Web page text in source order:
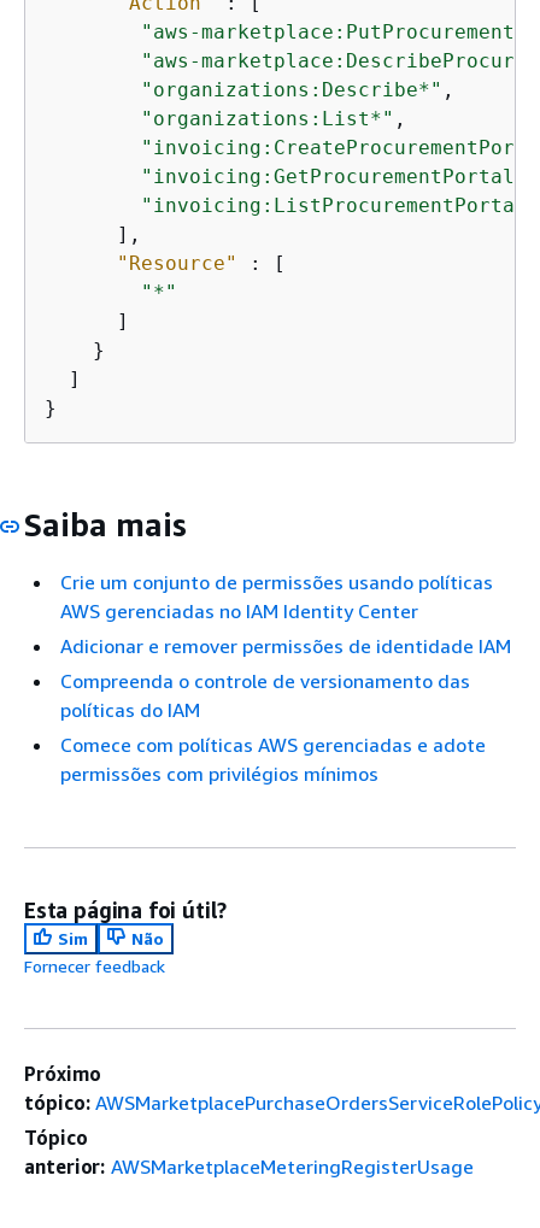
"aws-
"aws-
"organizations:Describe*" ,
"organizations:List*" ,
      ],
"Resource"
: [
"*"
      ]
    }
  ]
}
Saiba mais
Crie um conjunto de permissões usando políticas
AWS gerenciadas no IAM Identity Center
Adicionar e remover permissões de identidade IAM
Compreenda o controle de versionamento das
políticas do IAM
Comece com políticas AWS gerenciadas e adote
permissões com privilégios mínimos
Esta página foi útil?
Sim
Não
Fornecer feedback
Próximo
tópico:
Tópico
anterior: AWSMarketplaceMeteringRegisterUsage